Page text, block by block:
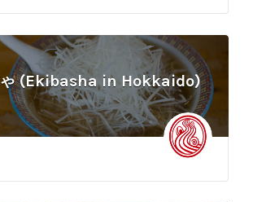
(Ekibasha in Hokkaido)